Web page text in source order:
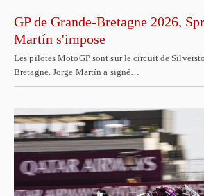
GP de Grande-Bretagne 2026,
Martín s'impose
Les pilotes MotoGP sont sur le circuit de
Bretagne. Jorge Martín a signé…